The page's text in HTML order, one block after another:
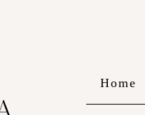
Home